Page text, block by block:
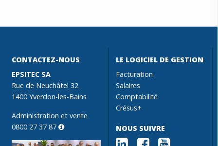
CONTACTEZ-NOUS
EPSITEC SA
Rue de Neuchâtel 32
1400 Yverdon-les-Bains
Administration et vente
0800 27 37 87
LE LOGICIEL DE GESTION
Facturation
Salaires
Comptabilité
Crésus+
NOUS SUIVRE